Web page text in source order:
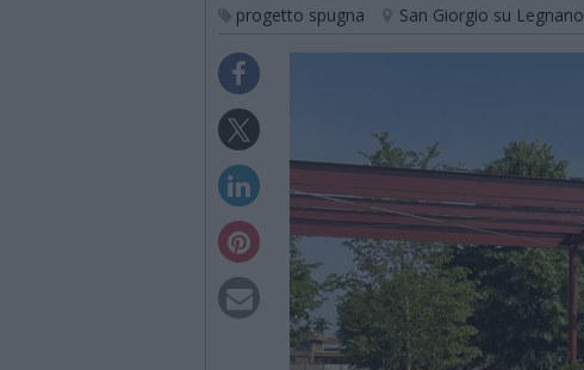
progetto spugna
San Giorgio su Legnano